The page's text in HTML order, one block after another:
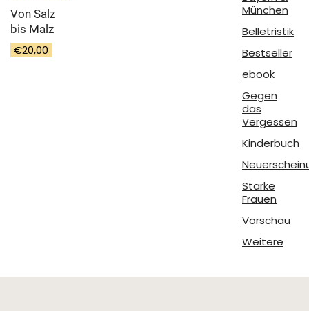
Von Salz
bis Malz
€20,00
München
Belletristik
Bestseller
ebook
Gegen
das
Vergessen
Kinderbuch
Starke
Frauen
Vorschau
Weitere